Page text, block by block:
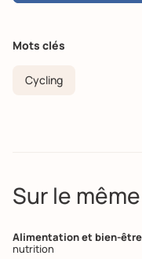
Mots clés
Cycling
Sur le
Alimentation et bien-être
nutrition